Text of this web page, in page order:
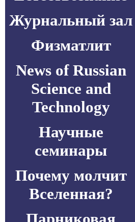
Журнальный зал
Физматлит
News of Russian
Science and
Technology
Научные
семинары
Почему молчит
Вселенная?